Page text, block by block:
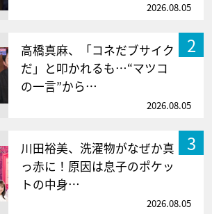
2026.08.05
2
高橋真麻、「コネだブサイク
だ」と叩かれるも…“マツコ
の一言”から…
2026.08.05
3
川田裕美、洗濯物がなぜか真
っ赤に！原因は息子のポケッ
トの中身…
2026.08.05